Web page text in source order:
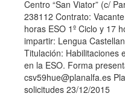
Centro “San Viator” (c/
238112 Contrato:
horas ESO 1º Ciclo y 17
impartir: Lengua
Titulación: Habilitaciones
en la ESO. Forma
csv59hue@planalfa.es
solicitudes 23/12/2015